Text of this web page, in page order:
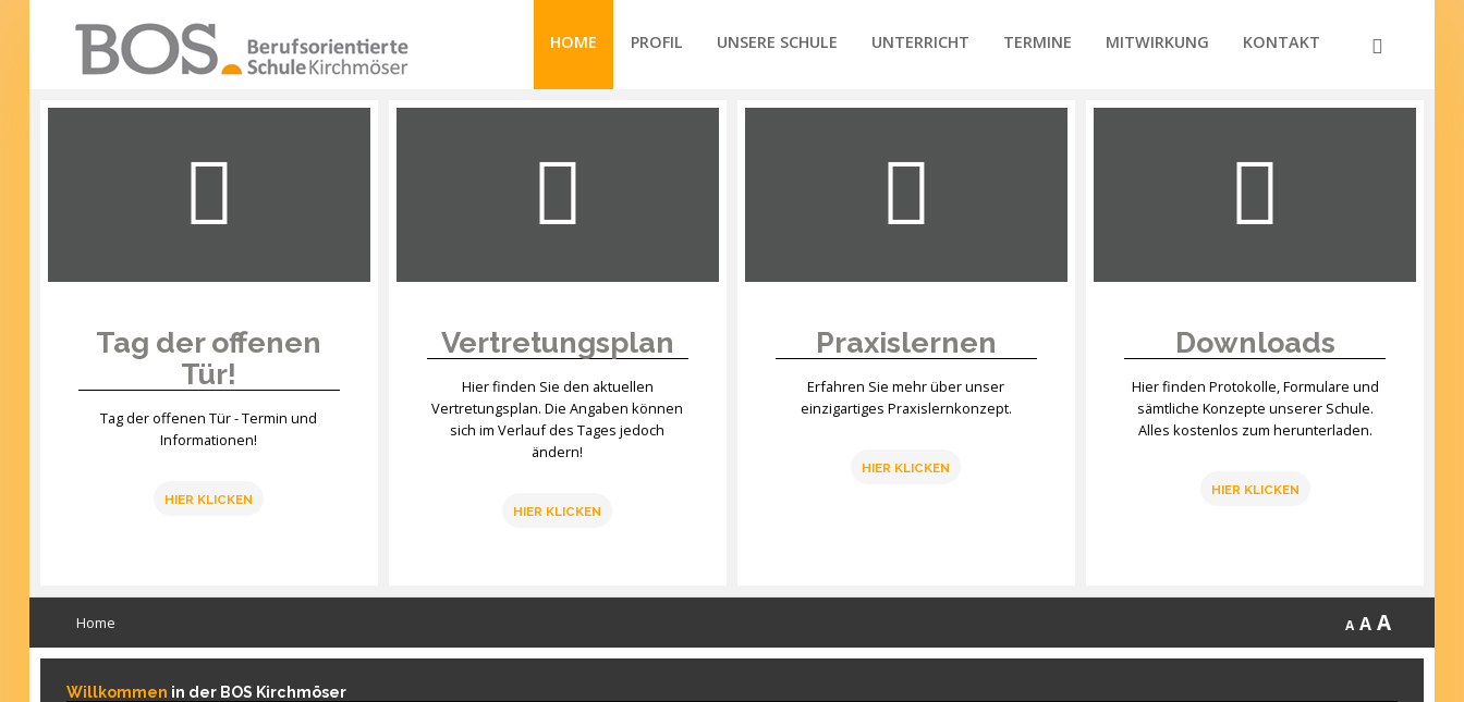
Unsere Schule
Mitwirkung
HOME PROFIL UNSERE SCHULE UNTERRICHT TERMINE MITWIRKUNG KONTAKT
Tag der offenen
Tür!
Tag der offenen Tür - Termin und
Informationen!
HIER KLICKEN
Vertretungsplan
Hier finden Sie den aktuellen
Vertretungsplan. Die Angaben können
sich im Verlauf des Tages jedoch
ändern!
HIER KLICKEN
Praxislernen
Erfahren Sie mehr über unser
einzigartiges Praxislernkonzept.
HIER KLICKEN
Downloads
Hier finden Protokolle, Formulare und
sämtliche Konzepte unserer Schule.
Alles kostenlos zum herunterladen.
HIER KLICKEN
Home A A A
Willkommen in der BOS Kirchmöser